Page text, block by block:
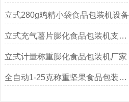
立式280g鸡精小袋食品包装机设备
立式充气薯片膨化食品包装机支持定制
立式计量称重膨化食品包装机厂家
全自动1-25克称重坚果食品包装机定制